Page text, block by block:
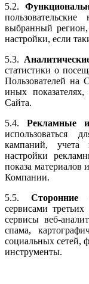
5.2.
выбранный
настройки, если
5.3.
статистики о
Пользователей на
иных
Сайта.
5.4. Рекламные
использоваться
кампаний, учета
настройки
показа материалов
Компании.
5.5. Сторонние
сервисами
сервисы веб-
спама,
социальных сетей,
инструменты.